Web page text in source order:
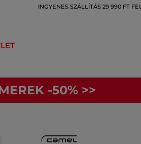
INGYENES SZÁLLÍTÁS 29 990 FT
-50% >>